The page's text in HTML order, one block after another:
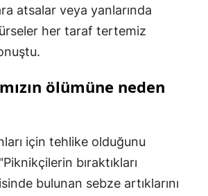
atsalar veya yanlarında
her taraf tertemiz
ölümüne neden
için tehlike olduğunu
bıraktıkları
bulunan sebze artıklarını